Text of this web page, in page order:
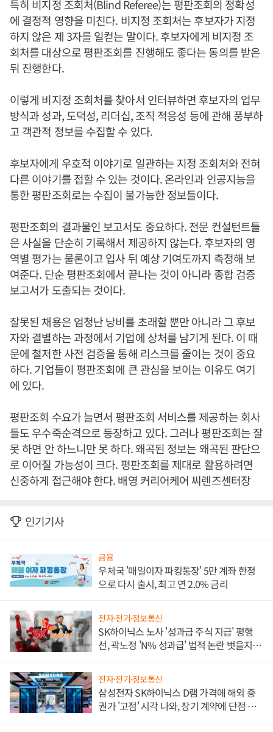
특히 비지정 조회처(Blind Referee)는 평판조회의 정확성
에 결정적 영향을 미친다. 비지정 조회처는 후보자가 지정
하지 않은 제 3자를 일컫는 말이다. 후보자에게 비지정 조
회처를 대상으로 평판조회를 진행해도 좋다는 동의를 받은
뒤 진행한다.
이렇게 비지정 조회처를 찾아서 인터뷰하면 후보자의 업무
방식과 성과, 도덕성, 리더십, 조직 적응성 등에 관해 풍부하
고 객관적 정보를 수집할 수 있다.
후보자에게 우호적 이야기로 일관하는 지정 조회처와 전혀
다른 이야기를 접할 수 있는 것이다. 온라인과 인공지능을
통한 평판조회로는 수집이 불가능한 정보들이다.
평판조회의 결과물인 보고서도 중요하다. 전문 컨설턴트들
은 사실을 단순히 기록해서 제공하지 않는다. 후보자의 영
역별 평가는 물론이고 입사 뒤 예상 기여도까지 측정해 보
여준다. 단순 평판조회에서 끝나는 것이 아니라 종합 검증
보고서가 도출되는 것이다.
잘못된 채용은 엄청난 낭비를 초래할 뿐만 아니라 그 후보
자와 결별하는 과정에서 기업에 상처를 남기게 된다. 이 때
문에 철저한 사전 검증을 통해 리스크를 줄이는 것이 중요
하다. 기업들이 평판조회에 큰 관심을 보이는 이유도 여기
에 있다.
평판조회 수요가 늘면서 평판조회 서비스를 제공하는 회사
들도 우수죽순격으로 등장하고 있다. 그러나 평판조회는 잘
못 하면 안 하느니만 못 하다. 왜곡된 정보는 왜곡된 판단으
로 이어질 가능성이 크다. 평판조회를 제대로 활용하려면
신중하게 접근해야 한다. 배영 커리어케어 씨렌즈센터장
인기기사
금융
우체국 '매일이자 파킹통장' 5만 계좌 한정
으로 다시 출시, 최고 연 2.0% 금리
전자·전기·정보통신
SK하이닉스 노사 '성과급 주식 지급' 평행
선, 곽노정 'N% 성과급' 법적 논란 벗을지 주
전자·전기·정보통신
삼성전자 SK하이닉스 D램 가격에 해외 증
권가 '고점' 시각 나와, 장기 계약에 단점 부